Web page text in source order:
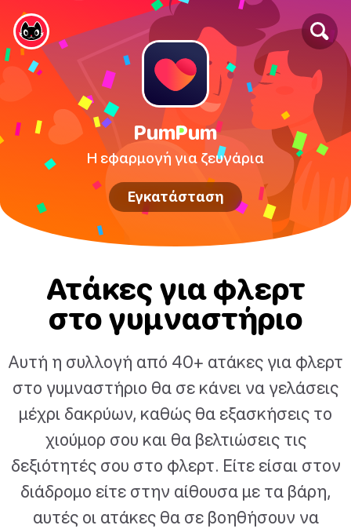
PumPum
Η εφαρμογή για ζευγάρια
Εγκατάσταση
Ατάκες για φλερτ
στο γυμναστήριο
Αυτή η συλλογή από 40+ ατάκες για φλερτ
στο γυμναστήριο θα σε κάνει να γελάσεις
μέχρι δακρύων, καθώς θα εξασκήσεις το
χιούμορ σου και θα βελτιώσεις τις
δεξιότητές σου στο φλερτ. Είτε είσαι στον
διάδρομο είτε στην αίθουσα με τα βάρη,
αυτές οι ατάκες θα σε βοηθήσουν να